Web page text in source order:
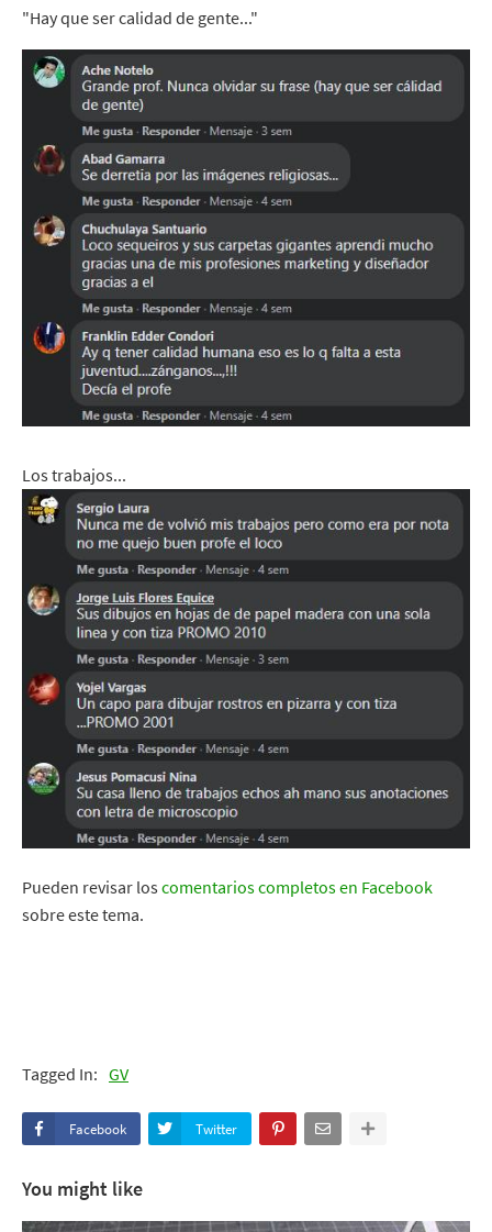
"Hay que ser calidad de gente..."
Los trabajos...
Pueden revisar loscomentarios completos en Facebook
sobre este tema.
Tagged In: GV
Facebook Twitter
You might like